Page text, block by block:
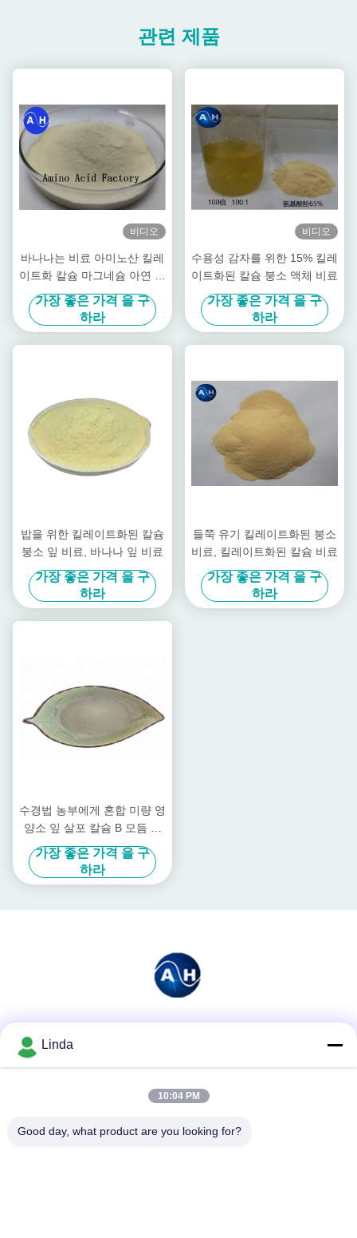
관련 제품
비디오
바나나는 비료 아미노산 킬레
이트화 칼슘 마그네슘 아연 붕
소 몰리브덴을 나무위로 쫓아
올립니다
가장 좋은 가격 을 구
하라
비디오
수용성 감자를 위한 15% 킬레
이트화된 칼슘 붕소 액체 비료
가장 좋은 가격 을 구
하라
밥을 위한 킬레이트화된 칼슘
붕소 잎 비료, 바나나 잎 비료
가장 좋은 가격 을 구
하라
들쭉 유기 킬레이트화된 붕소
비료, 킬레이트화된 칼슘 비료
가장 좋은 가격 을 구
하라
수경법 농부에게 혼합 미량 영
양소 잎 살포 칼슘 B 모듬 명
령
가장 좋은 가격 을 구
하라
전화
Linda
10:04 PM
Good day, what product are you looking for?